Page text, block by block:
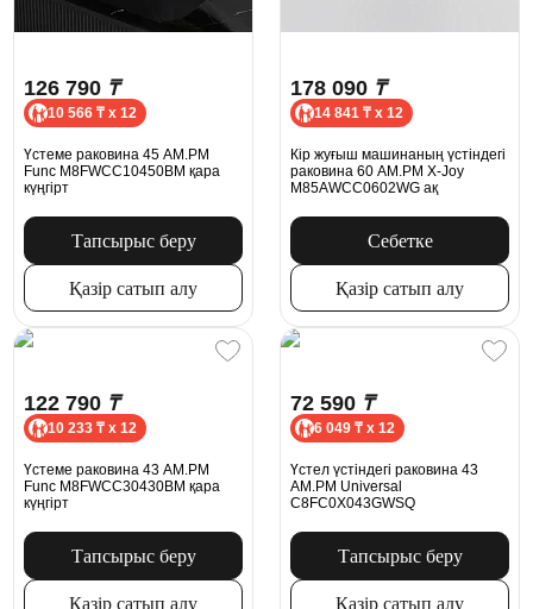
126 790 ₸
10 566 ₸ x 12
Үстеме раковина 45 AM.PM
Func M8FWCC10450BM қара
күңгірт
Тапсырыс беру
Қазір сатып алу
178 090 ₸
14 841 ₸ x 12
Кір жуғыш машинаның үстіндегі
раковина 60 AM.PM X-Joy
M85AWCC0602WG ақ
Себетке
Қазір сатып алу
122 790 ₸
10 233 ₸ x 12
Үстеме раковина 43 AM.PM
Func M8FWCC30430BM қара
күңгірт
Тапсырыс беру
Қазір сатып алу
72 590 ₸
6 049 ₸ x 12
Үстел үстіндегі раковина 43
AM.PM Universal
C8FC0X043GWSQ
Тапсырыс беру
Қазір сатып алу